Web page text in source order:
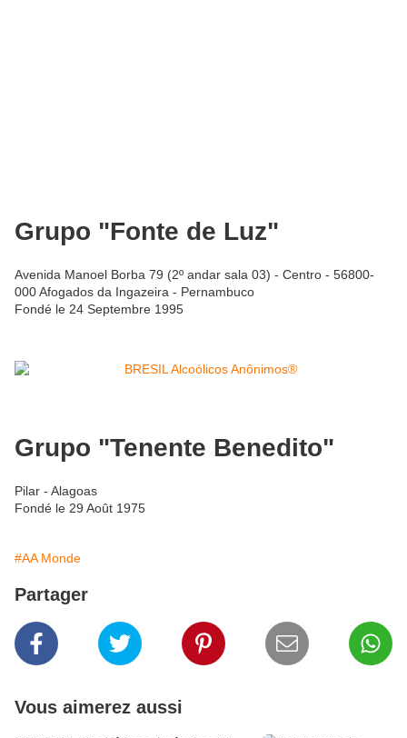
Grupo "Fonte de Luz"
Avenida Manoel Borba 79 (2º andar sala 03) - Centro - 56800-
000 Afogados da Ingazeira - Pernambuco
Fondé le 24 Septembre 1995
Grupo "Tenente Benedito"
Pilar - Alagoas
Fondé le 29 Août 1975
#AA Monde
Partager
Vous aimerez aussi